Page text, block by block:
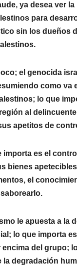
ya desea ver
para
sin los dueños
el genocida
como va
lo que
al
apetitos de
importa es el
bienes
el
le apuesta a la
lo que importa
del grupo;
la degradación